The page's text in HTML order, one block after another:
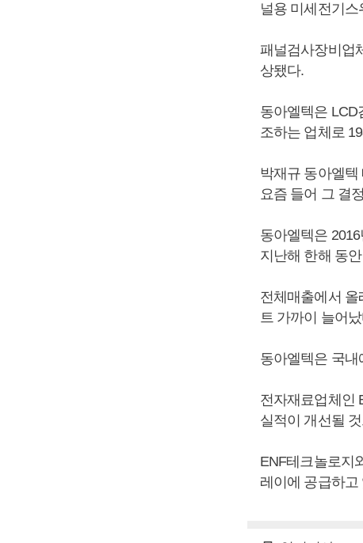
널용 미세전기
패널검사장비업
상됐다.
동아엘텍은 LCD
조하는 업체로
박재규 동아엘텍
요즘 들어 그 결
동아엘텍은
지난해 한해 동
전체매출에서 올
트 가까이 늘어
동아엘텍은 국내
전자재료업체인
실적이 개선될
ENF테크놀로지
레이에 공급하고